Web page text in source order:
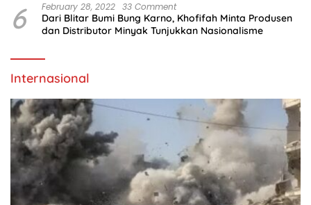
6 February 28, 2022 33 Comment
Dari Blitar Bumi Bung Karno, Khofifah Minta Produsen
dan Distributor Minyak Tunjukkan Nasionalisme
Internasional